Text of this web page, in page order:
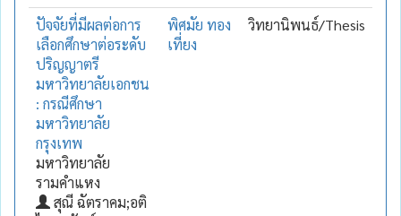
ปัจจัยที่มีผลต่อการ
เลือกศึกษาต่อระดับ
ปริญญาตรี
มหาวิทยาลัยเอกชน
: กรณีศึกษา
มหาวิทยาลัย
กรุงเทพ
มหาวิทยาลัย
รามคำแหง
สุณี ฉัตราคม;อติ
พิศมัย ทอง
เที่ยง
วิทยานิพนธ์/Thesis